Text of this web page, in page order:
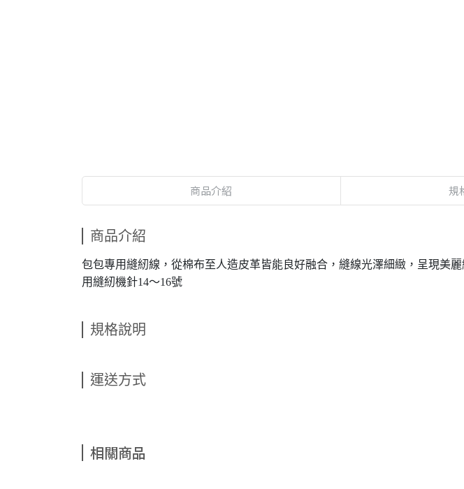
商品介紹 規
商品介紹
包包專用縫紉線，從棉布至人造皮革皆能良好融合，縫線光澤細緻，呈現美
用縫紉機針14～16號
規格說明
運送方式
相關商品